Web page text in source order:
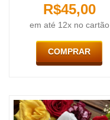
R$45,00
em até 12x no cartão
COMPRAR